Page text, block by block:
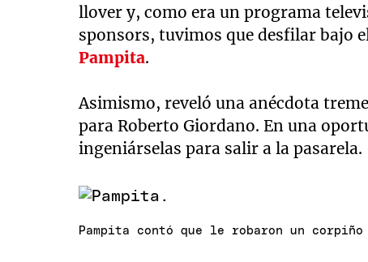
llover y, como era un programa
sponsors, tuvimos que desfilar bajo
Pampita.
Asimismo, reveló una anécdota
para Roberto Giordano. En una
ingeniárselas para salir a la pasarela.
Pampita contó que le robaron un